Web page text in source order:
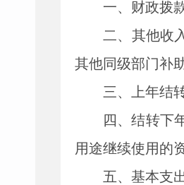
一、财政拨
二、其他收
其他同级部门补
三、上年结
四、结转下
用途继续使用的
五、基本支